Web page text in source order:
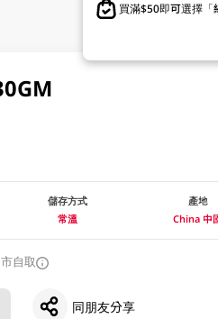
買滿$50即可選擇「
儲存方式
常溫
產地
China 中
自取
同朋友分享